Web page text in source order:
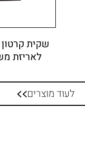
שקית
לאריזת
לעוד מוצרים